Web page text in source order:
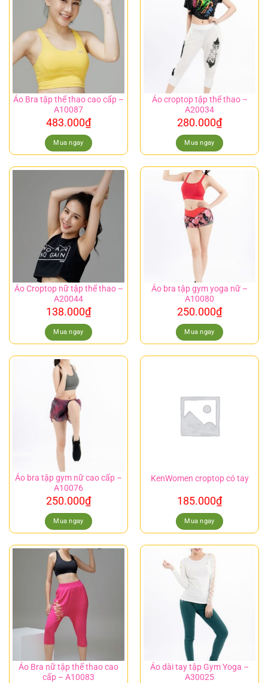
Áo Bra tập thể thao cao cấp –
A10087
483.000₫
Mua ngay
Áo croptop tập thể thao –
A20034
280.000₫
Mua ngay
Áo Croptop nữ tập thể thao –
A20044
138.000₫
Mua ngay
Áo bra tập gym yoga nữ –
A10080
250.000₫
Mua ngay
Áo bra tập gym nữ cao cấp –
A10076
250.000₫
Mua ngay
KenWomen croptop có tay
185.000₫
Mua ngay
Áo Bra nữ tập thể thao cao
cấp – A10083
Áo dài tay tập Gym Yoga –
A30025